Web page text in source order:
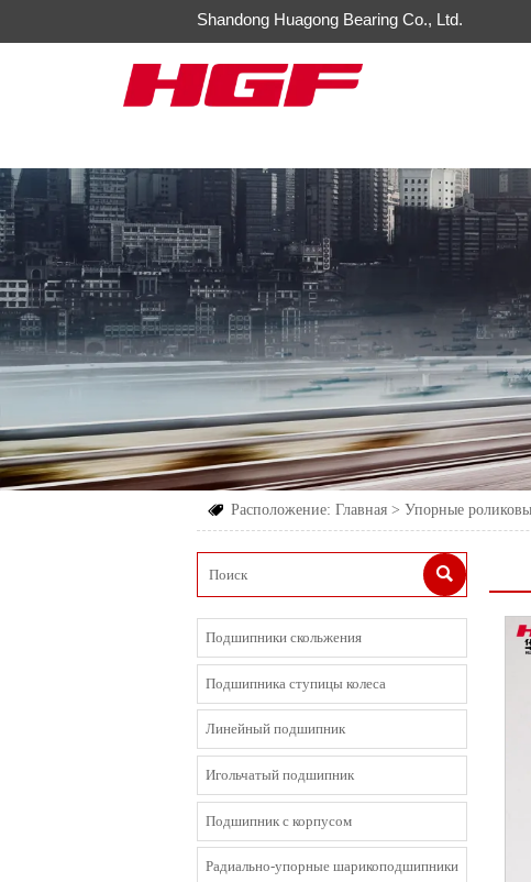
Shandong Huagong Bearing Co., Ltd.
 Расположение:Главная >Упорные

Подшипники скольжения
Подшипника ступицы колеса
Линейный подшипник
Игольчатый подшипник
Подшипник с корпусом
Радиально-упорные шарикоподшипники